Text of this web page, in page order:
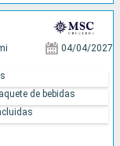
04/04/2027
de bebidas